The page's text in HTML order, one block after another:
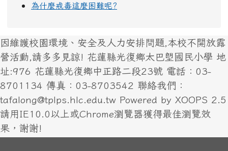
為什麼戒毒這麼困難呢?
因維護校園環境、安全及人力安排問題,本校不開放露
營活動,請多多見諒! 花蓮縣光復鄉太巴塱國民小學 地
址:976 花蓮縣光復鄉中正路二段23號 電話：03-
8701134 傳真：03-8703542 聯絡我們：
tafalong@tplps.hlc.edu.tw Powered by XOOPS 2.5
請用IE10.0以上或Chrome瀏覽器獲得最佳瀏覽效
果，謝謝!